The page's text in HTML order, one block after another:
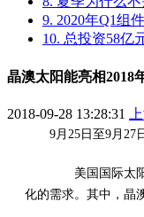
9. 2020年Q1组
10. 总投资58亿
晶澳太阳能亮相2018
2018-09-28 13:28:31
9月25日至9月27
美国国际太阳
化的需求。其中，晶